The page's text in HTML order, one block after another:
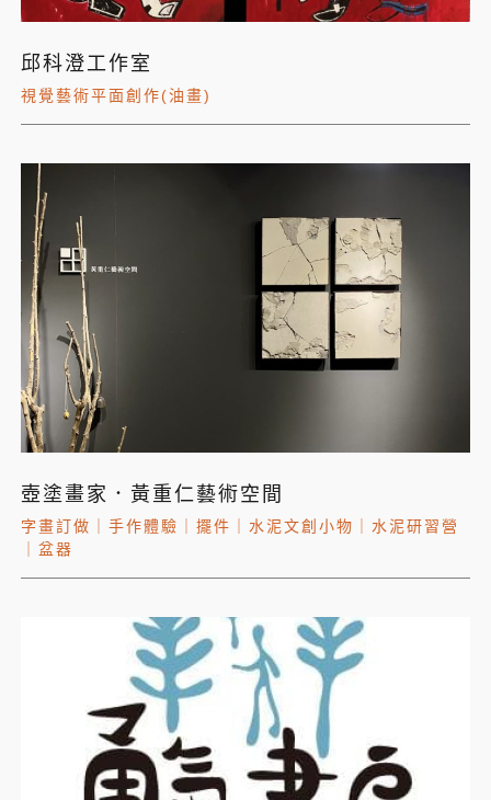
邱科澄工作室
視覺藝術平面創作(油畫)
壺塗畫家．黃重仁藝術空間
字畫訂做 手作體驗 擺件 水泥文創小物
水泥研習營
盆器